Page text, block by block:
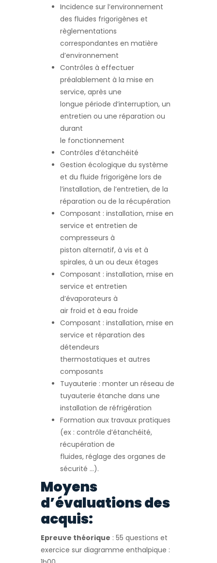
Incidence sur l’environnement
des fluides frigorigènes et
règlementations
correspondantes en matière
d’environnement
Contrôles à effectuer
préalablement à la mise en
service, après une
longue période d’interruption, un
entretien ou une réparation ou
durant
le fonctionnement
Contrôles d’étanchéité
Gestion écologique du système
et du fluide frigorigène lors de
l’installation, de l’entretien, de la
réparation ou de la récupération
Composant : installation, mise en
service et entretien de
compresseurs à
piston alternatif, à vis et à
spirales, à un ou deux étages
Composant : installation, mise en
service et entretien
d’évaporateurs à
air froid et à eau froide
Composant : installation, mise en
service et réparation des
détendeurs
thermostatiques et autres
composants
Tuyauterie : monter un réseau de
tuyauterie étanche dans une
installation de réfrigération
Formation aux travaux pratiques
(ex : contrôle d’étanchéité,
récupération de
fluides, réglage des organes de
sécurité …).
Moyens
d’évaluations des
acquis:
Epreuve théorique : 55 questions et
exercice sur diagramme enthalpique :